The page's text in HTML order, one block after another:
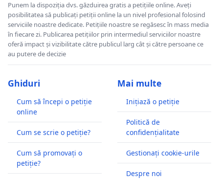
Punem la dispoziția dvs. găzduirea gratis a petițiile online. Aveți
posibilitatea să publicați petiții online la un nivel profesional folosind
serviciile noastre dedicate. Petițiile noastre se regăsesc în mass media
în fiecare zi. Publicarea petițiilor prin intermediul serviciilor noastre
oferă impact și vizibilitate către publicul larg cât și către persoane ce
au putere de decizie
Ghiduri
Cum să începi o petiție
online
Cum se scrie o petiție?
Cum să promovați o
petiție?
Mai multe
Inițiază o petiție
Politică de
confidențialitate
Gestionați cookie-urile
Despre noi